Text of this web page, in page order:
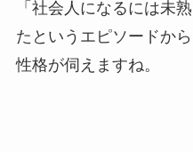
「社会人になるには未
たというエピソードか
性格が伺えますね。